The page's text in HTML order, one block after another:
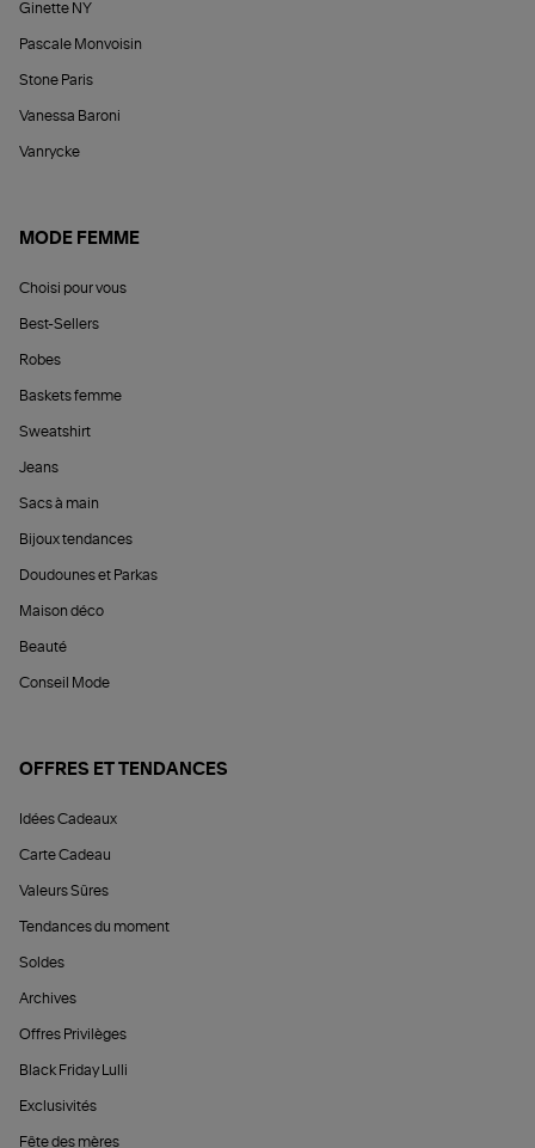
Ginette NY
Pascale Monvoisin
Stone Paris
Vanessa Baroni
Vanrycke
MODE FEMME
Choisi pour vous
Best-Sellers
Robes
Baskets femme
Sweatshirt
Jeans
Sacs à main
Bijoux tendances
Doudounes et Parkas
Maison déco
Beauté
Conseil Mode
OFFRES ET TENDANCES
Idées Cadeaux
Carte Cadeau
Valeurs Sûres
Tendances du moment
Soldes
Archives
Offres Privilèges
Black Friday Lulli
Exclusivités
Fête des mères